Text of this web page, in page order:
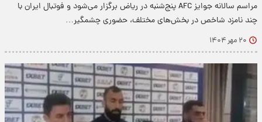
مراسم سالانه جوایز AFC پنج‌شنبه در ریاض برگزار می‌شود و فوتبال ایران با
چند نامزد شاخص در بخش‌های مختلف، حضوری چشمگیر…
۲۰ مهر ۱۴۰۴